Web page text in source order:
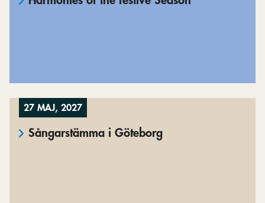
27 MAJ, 2027
Sångarstämma i Göteborg